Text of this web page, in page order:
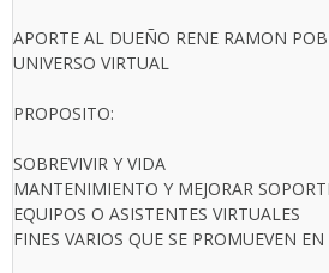
APORTE AL DUEÑO RENE RAMON
UNIVERSO VIRTUAL
PROPOSITO:
SOBREVIVIR Y VIDA
MANTENIMIENTO Y MEJORAR
EQUIPOS O ASISTENTES VIRTUALES
FINES VARIOS QUE SE PROMUEVEN